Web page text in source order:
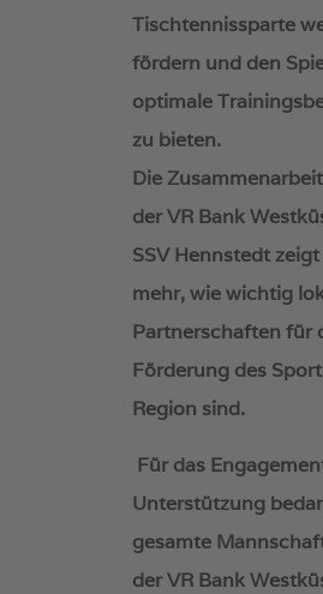
Tischtennissparte
fördern und den
optimale
zu bieten.
Die
der VR Bank
SSV Hennstedt
mehr, wie wichtig
Partnerschaften für
Förderung des
Region sind.
Für das
Unterstützung
gesamte
der VR Bank